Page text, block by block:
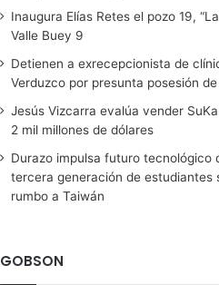
Inaugura Elías Retes el pozo 19,
Valle Buey 9
Detienen a exrecepcionista de
Verduzco por presunta posesión
Jesús Vizcarra evalúa vender
2 mil millones de dólares
Durazo impulsa futuro tecnológico
tercera generación de estudiantes
rumbo a Taiwán
GOBSON